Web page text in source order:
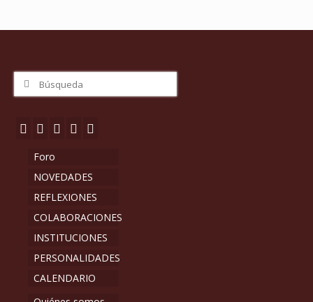
Buscar
Foro
NOVEDADES
REFLEXIONES
COLABORACIONES
INSTITUCIONES
PERSONALIDADES
CALENDARIO